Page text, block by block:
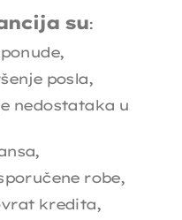
su:
posla,
nedostataka u
robe,
kredita,